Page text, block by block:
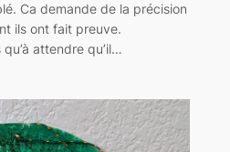
Ca demande de la précision
ils ont fait preuve.
attendre qu’il…